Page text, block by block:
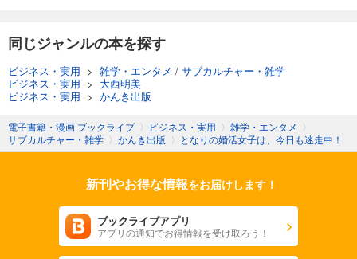
同じジャンルの本を探す
ビジネス・実用 > 雑学・エンタメ / サブカルチャー・雑学
ビジネス・実用 > 大西明美
ビジネス・実用 > かんき出版
電子書籍・漫画 ブックライブ 〉 ビジネス・実用 〉 雑学・エンタメ 〉
サブカルチャー・雑学 〉 かんき出版 〉 となりの婚活女子は、今日も迷走中！
新刊やお得な情報をお届けします！
ブックライブアプリ
アプリの通知でお得情報を受け取ろう！